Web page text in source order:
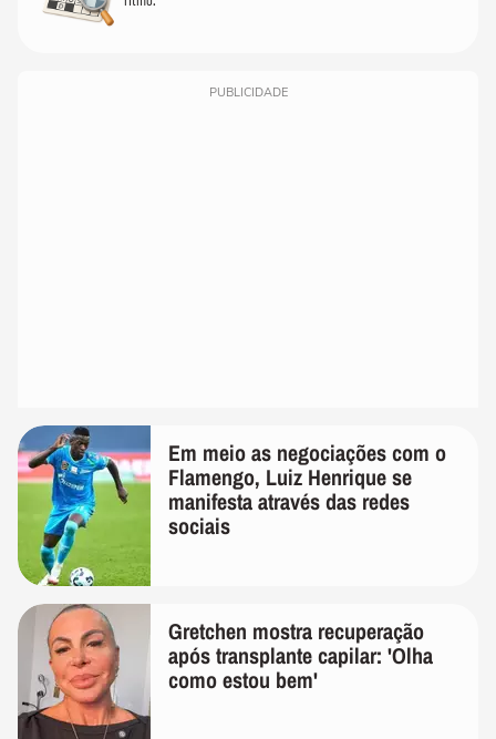
PUBLICIDADE
Em meio as negociações com o
Flamengo, Luiz Henrique se
manifesta através das redes
sociais
Gretchen mostra recuperação
após transplante capilar: 'Olha
como estou bem'